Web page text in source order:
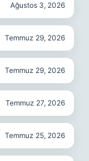
Ağustos 3, 2026
Temmuz 29, 2026
Temmuz 29, 2026
Temmuz 27, 2026
Temmuz 25, 2026